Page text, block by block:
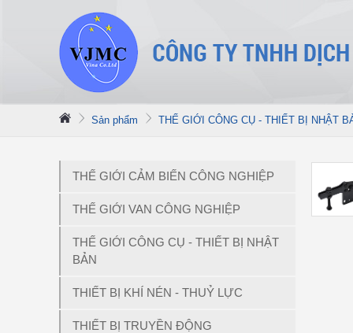
Sản phẩm THẾ GIỚI CÔNG CỤ - THIẾT BỊ NHẬT
THẾ GIỚI CẢM BIẾN CÔNG NGHIỆP
THẾ GIỚI VAN CÔNG NGHIỆP
THẾ GIỚI CÔNG CỤ - THIẾT BỊ NHẬT
BẢN
THIẾT BỊ KHÍ NÉN - THUỶ LỰC
THIẾT BỊ TRUYỀN ĐỘNG